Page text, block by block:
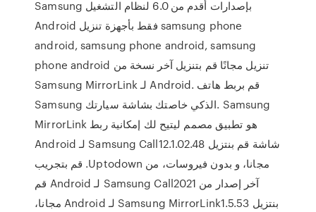
Samsung بإصدارات أقدم من 6.0 لنظام التشغيل
Android فقط بأجهزة تنزيل samsung phone
android, samsung phone android, samsung
phone android تنزيل مجانًا قم بتنزيل آخر نسخة من
Samsung MirrorLink لـ Android. قم بربط هاتف
Samsung الذكي خاصتك بشاشة سيارتك. Samsung
MirrorLink هو تطبيق مصمم ليتيح لك إمكانية ربط
شاشة ‫قم بنتزيل Samsung Call12.1.02.48 لـ Android
مجانا، و بدون فيروسات، من Uptodown. قم بتجريب
آخر إصدار من Samsung Call2021 لـ Android ‫قم
بنتزيل Samsung MirrorLink1.5.53 لـ Android مجانا،